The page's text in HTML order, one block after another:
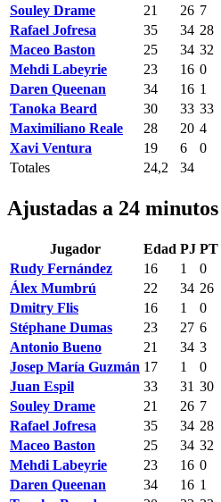
Souley Drame
21 26 7
Rafael Jofresa
35 34 28
Maceo Baston
25 34 32
Mehdi Labeyrie
23 16 0
Daren Queenan
34 16 1
Tanoka Beard
30 33 33
Maximiliano Reale
28 20 4
Xavi Ventura
19 6 0
Totales
24,2 34
Ajustadas a 24 minutos
Jugador Edad PJ PT
Rudy Fernández
16 1 0
Álex Mumbrú
22 34 26
Dmitry Flis
16 1 0
Stéphane Dumas
23 27 6
Antonio Bueno
21 34 3
Josep María Guzmán 17 1 0
Juan Espil
33 31 30
Souley Drame
21 26 7
Rafael Jofresa
35 34 28
Maceo Baston
25 34 32
Mehdi Labeyrie
23 16 0
Daren Queenan
34 16 1